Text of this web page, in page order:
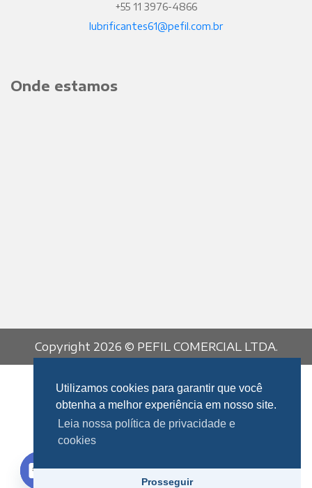
+55 11 3976-4866
lubrificantes61@pefil.com.br
Onde estamos
Copyright 2026 © PEFIL COMERCIAL LTDA.
Fale Conosco
Utilizamos cookies para garantir que você
obtenha a melhor experiência em nosso site.
Leia nossa política de privacidade e
cookies
Prosseguir